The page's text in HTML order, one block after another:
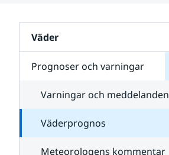
Väder
Prognoser och varningar
Varningar och meddelanden
Väderprognos
Meteorologens kommentar